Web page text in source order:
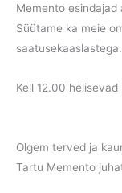
Memento
Süütame ka meie
saatusekaaslastega.
Kell 12.00
Olgem terved ja
Tartu Memento